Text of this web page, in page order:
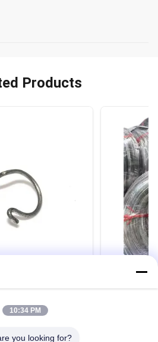
Products
성10:34 PM
you looking for?